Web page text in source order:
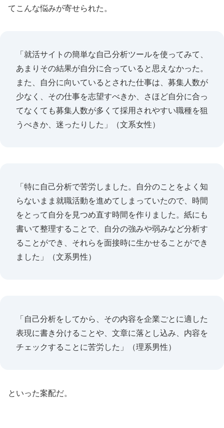
てこんな悩みが寄せられた。
「就活サイトの簡単な自己分析ツールを使ってみて、
あまりその結果が自分に合っていると思えなかった。
また、自分に向いているとされた仕事は、募集人数が
少なく、その仕事を志望すべきか、さほど自分に合っ
てなくても募集人数が多くて採用されやすい職種を狙
うべきか、迷ったりした」（文系女性）
「特に自己分析で苦労しました。自分のことをよく知
らないまま就職活動を進めてしまっていたので、時間
をとって自分を見つめ直す時間を作りました。紙にも
書いて整理することで、自分の強みや弱みなど分析す
ることができ、それらを面接時に生かせることができ
ました」（文系男性）
「自己分析をしてから、その内容を企業ごとに適した
表現に書き分けることや、文章に落とし込み、内容を
チェックすることに苦労した」（理系男性）
といった案配だ。